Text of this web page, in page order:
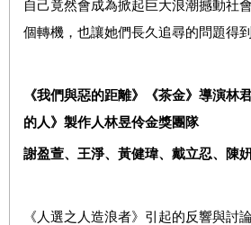
自己竟然會成為掀起巨大浪潮撼動社
個轉機，也讓她們長久追尋的問題
《我們與惡的距離》《茶金》導演林
的人》製作人林昱伶金獎團隊
謝盈萱、王淨、黃健瑋、戴立忍、陳
《人選之人造浪者》引起的反響與討